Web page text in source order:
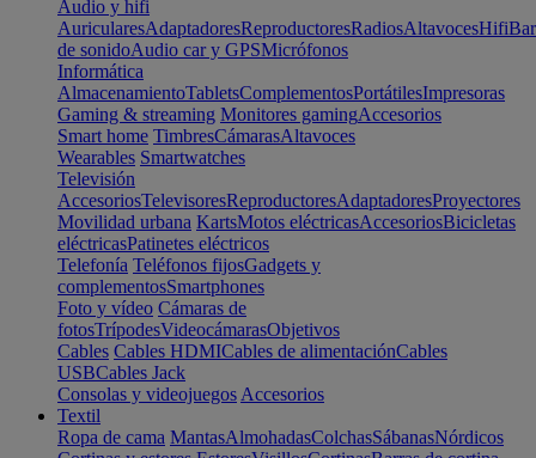
Audio y hifi
AuricularesAdaptadoresReproductoresRadiosAltavocesHifi
de sonidoAudio car y GPSMicrófonos
Informática
AlmacenamientoTabletsComplementosPortátilesImpresoras
Gaming & streaming Monitores gamingAccesorios
Smart home TimbresCámarasAltavoces
Wearables Smartwatches
Televisión
AccesoriosTelevisoresReproductoresAdaptadoresProyectores
Movilidad urbana KartsMotos eléctricasAccesoriosBicicletas
eléctricasPatinetes eléctricos
Telefonía Teléfonos fijosGadgets y
complementosSmartphones
Foto y vídeo Cámaras de
fotosTrípodesVideocámarasObjetivos
Cables Cables HDMICables de alimentaciónCables
USBCables Jack
Consolas y videojuegos Accesorios
Textil
Ropa de cama MantasAlmohadasColchasSábanasNórdicos